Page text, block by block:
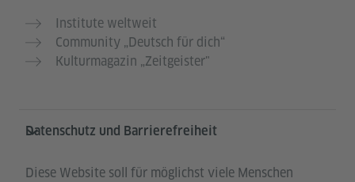
Institute weltweit
Community „Deutsch für dich“
Kulturmagazin „Zeitgeister"
Datenschutz und Barrierefreiheit
Diese Website soll für möglichst viele Menschen